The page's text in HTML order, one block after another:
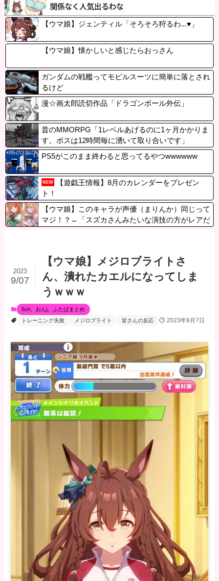
【ウマ娘】ジェンティル「そろそろ狩るわ...♥」
【ウマ娘】懐かしいと感じたらおっさん
ガンダムの戦艦ってモビルスーツに簡単に落とされ
るけど
漫☆画太郎読切作品「ドラゴンボール外伝」
昔のMMORPG「1レベルあげるのに1ヶ月かかりま
す。ボスは12時間毎に湧いて取り合いです」
PS5がこのまま終わると思ってるやつwwwwww
NEW
【遊戯王情報】8月のカレンダーをプレゼン
ト！
【ウマ娘】このキャラが声優（まりんか）同じって
マジ！？←「スズカさんみたいな演技の方がレアだ
【ウマ娘】メジロブライトさ
ん、潰れたカエルになってしま
うｗｗｗ
2023
9/07
5ch、おんj、ふたばまとめ
トレーニング失敗
メジロブライト 皆さんの反応 2023年9月7日